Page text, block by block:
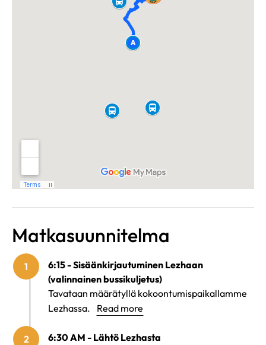
Matkasuunnitelma
1
6:15 - Sisäänkirjautuminen Lezhaan
(valinnainen bussikuljetus)
Tavataan määrätyllä kokoontumispaikallamme
Lezhassa.
Read more
2 6:30 AM - Lähtö Lezhasta